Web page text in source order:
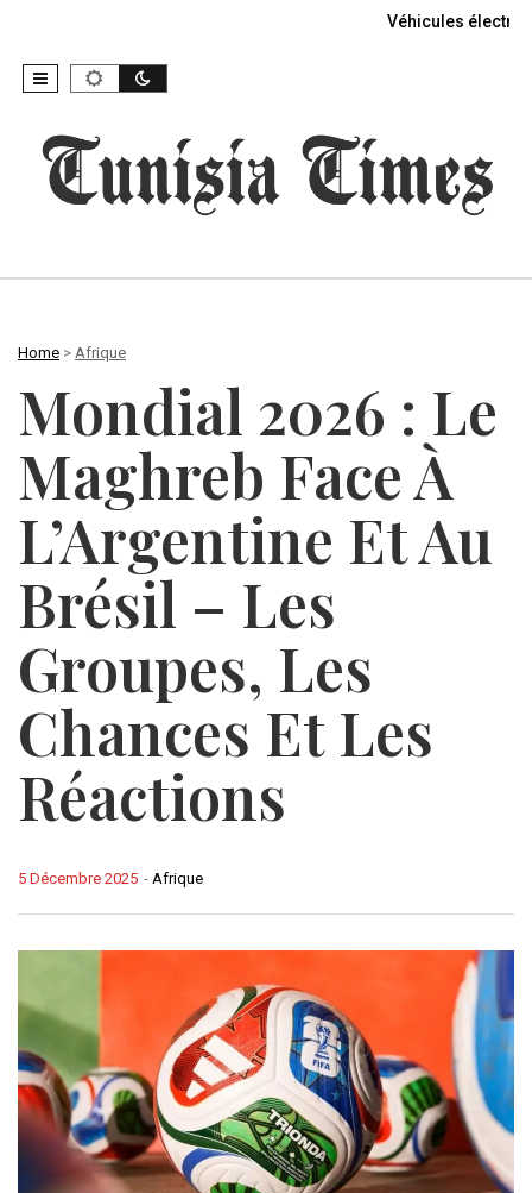
Véhicules
Home > Afrique
Mondial 2026 : Le
Maghreb Face À
L’Argentine Et Au
Brésil – Les
Groupes, Les
Chances Et Les
Réactions
- Afrique
5 Décembre 2025